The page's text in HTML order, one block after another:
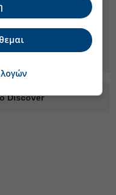
Discover